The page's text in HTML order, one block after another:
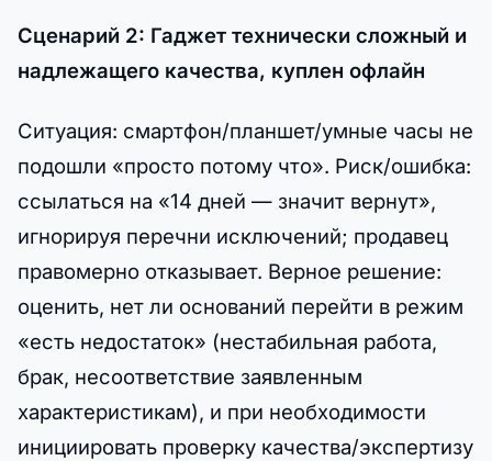
Сценарий 2: Гаджет технически сложный и
надлежащего качества, куплен офлайн
Ситуация: смартфон/планшет/умные часы не
подошли «просто потому что». Риск/ошибка:
ссылаться на «14 дней — значит вернут»,
игнорируя перечни исключений; продавец
правомерно отказывает. Верное решение:
оценить, нет ли оснований перейти в режим
«есть недостаток» (нестабильная работа,
брак, несоответствие заявленным
характеристикам), и при необходимости
инициировать проверку качества/экспертизу